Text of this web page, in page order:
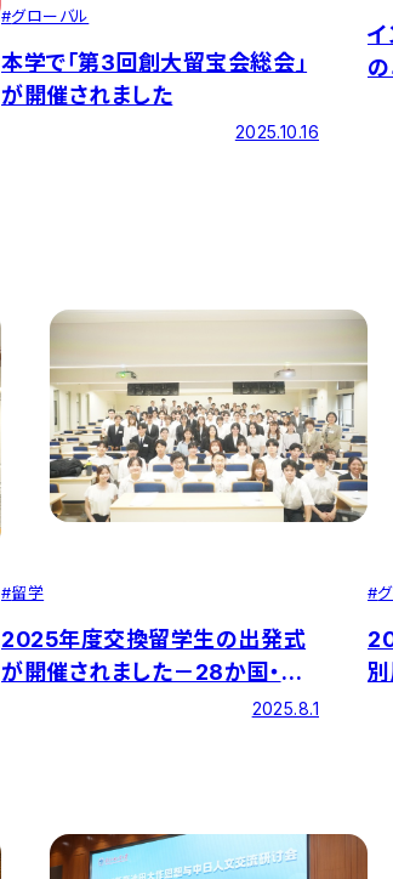
#グローバル
本学で「第3回創大留宝会総会」
が開催されました
2025.10.16
イ
#留学
2025年度交換留学生の出発式
が開催されました－28か国・地
2025.8.1
#